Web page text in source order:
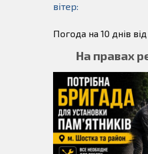
вітер:
Погода на 10 днів від
На правах